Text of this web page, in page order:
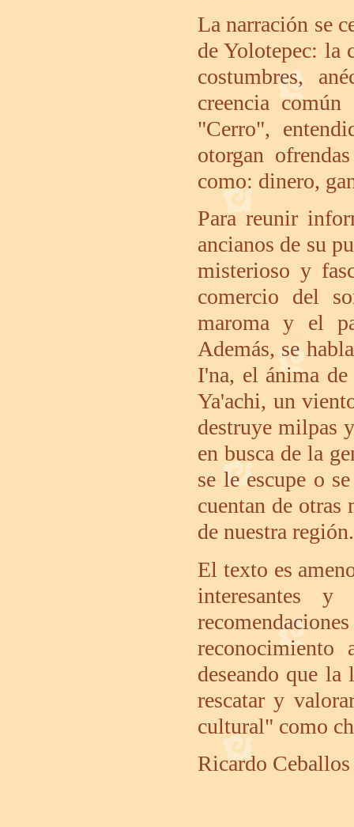
La narración se
de Yolotepec: la
costumbres,
creencia
"Cerro",
otorgan
como: dinero,
Para reunir
ancianos de su
misterioso y
comercio del
maroma y el
Además, se
I'na, el ánima de
Ya'achi, un
destruye milpas
en busca de la
se le escupe o
cuentan de otras
de nuestra región.
El texto es
interesantes
reconocimiento
deseando que
rescatar y
cultural" como
Ricardo